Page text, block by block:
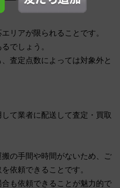
リアが限られることです。
でしょう。
査定点数によっては対象外と
て業者に配送して査定・買取
の手間や時間がないため、ご
依頼できることです。
も依頼できることが魅力的で